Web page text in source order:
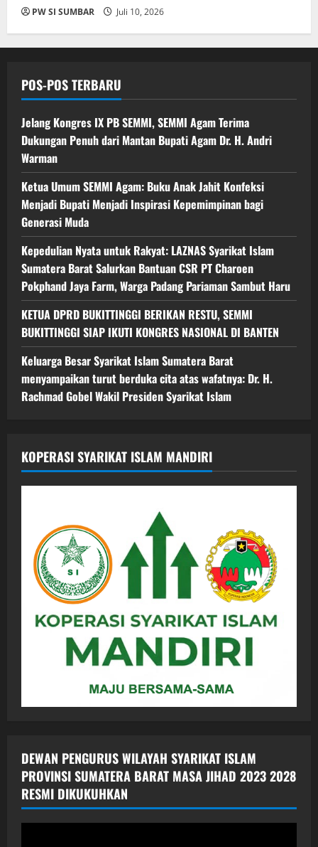
PW SI SUMBAR Juli 10, 2026
POS-POS TERBARU
Jelang Kongres IX PB SEMMI, SEMMI Agam Terima
Dukungan Penuh dari Mantan Bupati Agam Dr. H. Andri
Warman
Ketua Umum SEMMI Agam: Buku Anak Jahit Konfeksi
Menjadi Bupati Menjadi Inspirasi Kepemimpinan bagi
Generasi Muda
Kepedulian Nyata untuk Rakyat: LAZNAS Syarikat Islam
Sumatera Barat Salurkan Bantuan CSR PT Charoen
Pokphand Jaya Farm, Warga Padang Pariaman Sambut Haru
KETUA DPRD BUKITTINGGI BERIKAN RESTU, SEMMI
BUKITTINGGI SIAP IKUTI KONGRES NASIONAL DI BANTEN
Keluarga Besar Syarikat Islam Sumatera Barat
menyampaikan turut berduka cita atas wafatnya: Dr. H.
Rachmad Gobel Wakil Presiden Syarikat Islam
KOPERASI SYARIKAT ISLAM MANDIRI
DEWAN PENGURUS WILAYAH SYARIKAT ISLAM
PROVINSI SUMATERA BARAT MASA JIHAD 2023 2028
RESMI DIKUKUHKAN